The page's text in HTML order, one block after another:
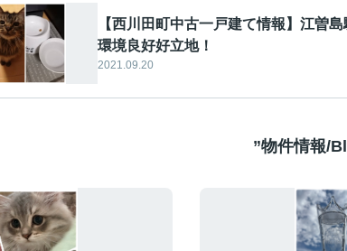
【西川田町中古一戸建て情報】江曽
環境良好好立地！
2021.09.20
”物件情報/